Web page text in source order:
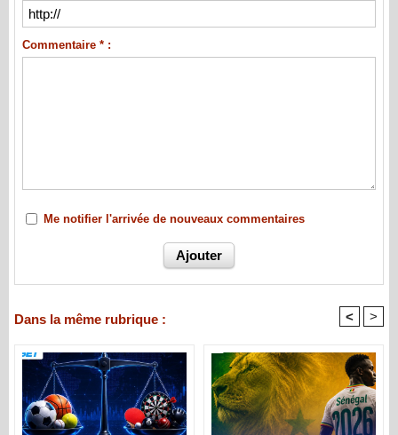
Commentaire * :
Me notifier l'arrivée de nouveaux commentaires
Dans la même rubrique : < >